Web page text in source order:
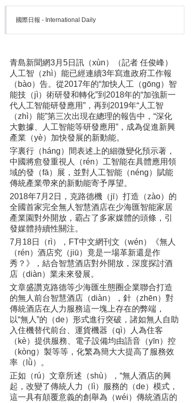
國際日報 - International Daily
青島新聞網3月5日訊（xùn）（記者 任俊峰）
人工智（zhì）能已經連續3年寫進政府工作報
（bào）告。從2017年的“加快人工（gōng）智
能技（jì）術研發和轉化”到2018年的“加強新一
代人工智能研發應用”，再到2019年“人工智
（zhì）能”第三次出現在總理的報告中，“深化
大數據、人工智能等研發應用”，成為促進新興
產業（yè）加快發展的新動能。
字裏行（háng）間表述上的細微變化預示著，
中國將愈發重視人（rén）工智能在具體應用領
域的發（fā）展，並對人工智能（néng）賦能
傳統產業帶來的新動能寄予厚望。
2018年7月2日，克路德機（jī）打造（zào）的
全國首家完全無人智慧酒店在少海匯智能家居
產業園對外開放，霸占了多家媒體的頭條，引
發媒體持續性關注。
7月18日（rì），FT中文網刊文（wén）《無人
（rén）酒店究（jiū）竟是一場革新還是作
秀？》，結合智慧酒店對外開放，深度探討酒
店（diàn）業未來發展。
文章盛讚克路德等少海匯生態圈企業聯合打造
的無人前台智慧酒店（diàn），針（zhēn）對
傳統酒店在人力服務這一塊上存在的弊端，
以“無人”的（de）形式進行突破，諸如無人自助
入住機替代前台、運貨機器（qì）人為住客
（kè）提供服務、電子設備均由語音（yīn）控
（kòng）製等等，化繁為簡大大提高了服務效
率（lǜ）。
正如（rú）文章所述（shù），“無人酒店的興
起，改變了傳統人力（lì）服務的（de）模式，
這一具有顛覆意義的創舉為（wéi）傳統酒店的